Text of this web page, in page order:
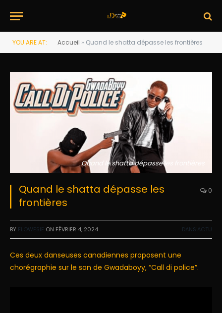
YOU ARE AT: Accueil » Quand le shatta dépasse les frontières
Quand le shatta dépasse les frontières
Quand le shatta dépasse les
frontières
0
BY FLOWESIE ON FÉVRIER 4, 2024 DANS'ACTU
Ces deux danseuses canadiennes proposent une
chorégraphie sur le son de Gwadaboyy, “Call di police”.